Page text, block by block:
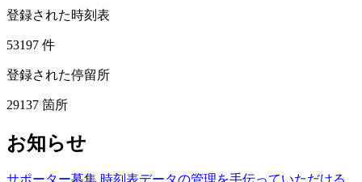
登録された時刻表
53197 件
登録された停留所
29137 箇所
お知らせ